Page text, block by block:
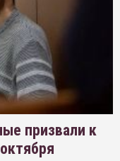
призвали к